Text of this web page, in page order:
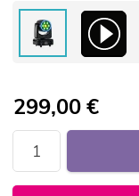
299,00€